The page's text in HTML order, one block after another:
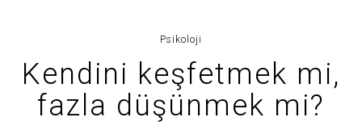
Psikoloji
Kendini keşfetmek mi,
fazla düşünmek mi?